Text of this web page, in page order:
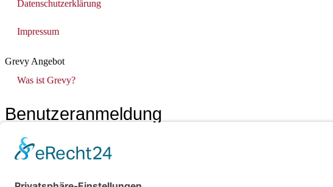
Datenschutz­erklärung
Impressum
Grevy Angebot
Was ist Grevy?
Benutzeranmeldung